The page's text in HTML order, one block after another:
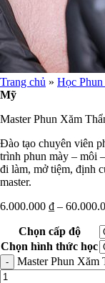
Trang chủ » Học
Mỹ
Master Phun Xăm
Đào tạo chuyên viên
trình phun mày – môi
đi làm, mở tiệm, định
master.
6.000.000 ₫ –
Chọn cấp độ
Chọn hình thức học
Master Phun Xăm